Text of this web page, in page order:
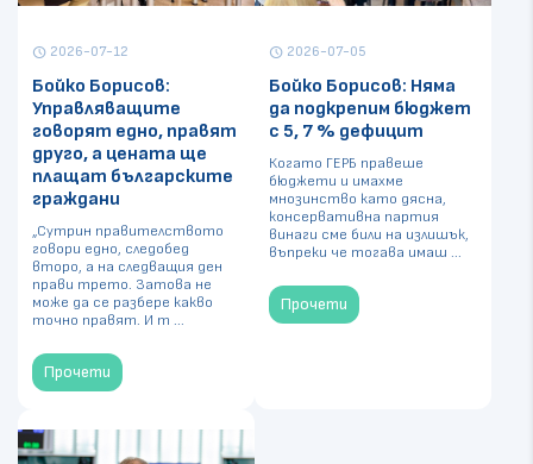
schedule 2026-07-12
Бойко Борисов:
Управляващите
говорят едно, правят
друго, а цената ще
плащат българските
граждани
„Сутрин правителството
говори едно, следобед
второ, а на следващия ден
прави трето. Затова не
може да се разбере какво
точно правят. И т ...
Прочети
schedule 2026-07-05
Бойко Борисов: Няма
да подкрепим бюджет
с 5, 7 % дефицит
Когато ГЕРБ правеше
бюджети и имахме
мнозинство като дясна,
консервативна партия
винаги сме били на излишък,
въпреки че тогава имаш ...
Прочети